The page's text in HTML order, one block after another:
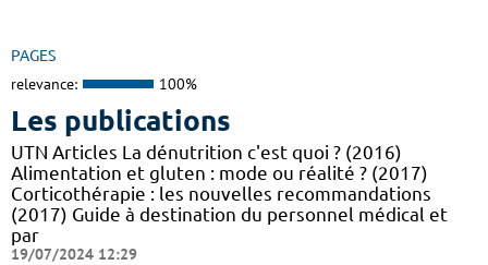
PAGES
relevance: 100%
Les publications
UTN Articles La dénutrition c'est quoi ? (2016)
Alimentation et gluten : mode ou réalité ? (2017)
Corticothérapie : les nouvelles recommandations
(2017) Guide à destination du personnel médical et
par
19/07/2024 12:29